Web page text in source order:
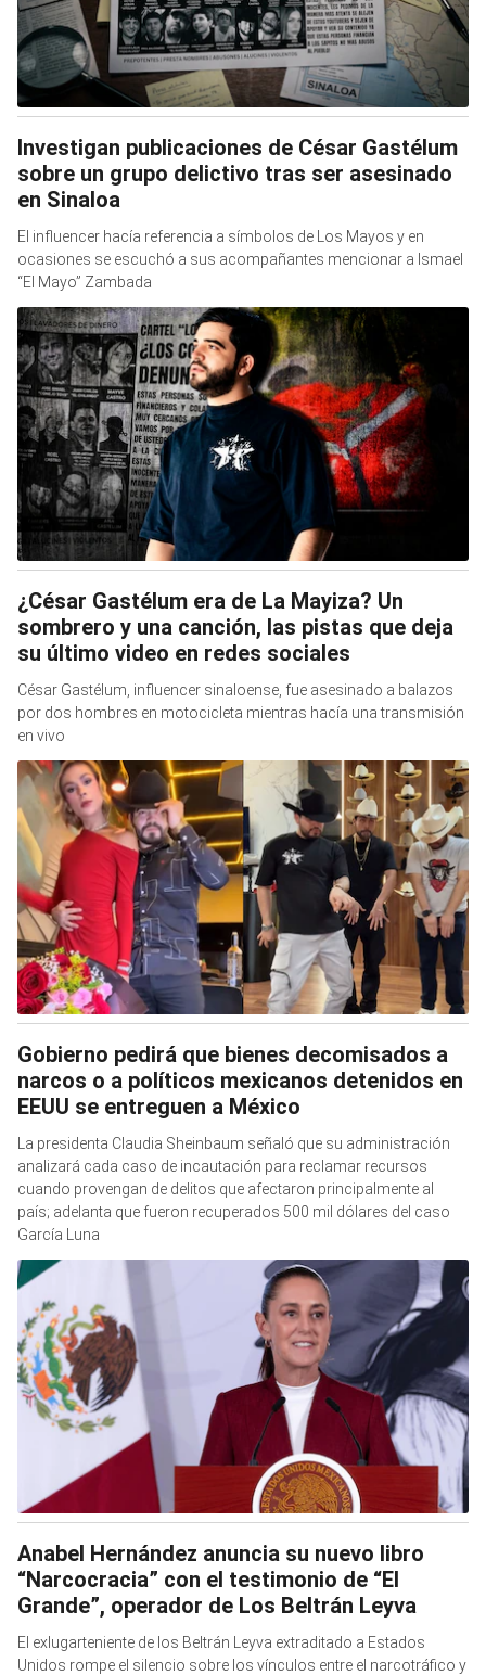
Investigan publicaciones de César Gastélum
sobre un grupo delictivo tras ser asesinado
en Sinaloa
El influencer hacía referencia a símbolos de Los Mayos y en
ocasiones se escuchó a sus acompañantes mencionar a Ismael
“El Mayo” Zambada
¿César Gastélum era de La Mayiza? Un
sombrero y una canción, las pistas que deja
su último video en redes sociales
César Gastélum, influencer sinaloense, fue asesinado a balazos
por dos hombres en motocicleta mientras hacía una transmisión
en vivo
Gobierno pedirá que bienes decomisados a
narcos o a políticos mexicanos detenidos en
EEUU se entreguen a México
La presidenta Claudia Sheinbaum señaló que su administración
analizará cada caso de incautación para reclamar recursos
cuando provengan de delitos que afectaron principalmente al
país; adelanta que fueron recuperados 500 mil dólares del caso
García Luna
Anabel Hernández anuncia su nuevo libro
“Narcocracia” con el testimonio de “El
Grande”, operador de Los Beltrán Leyva
El exlugarteniente de los Beltrán Leyva extraditado a Estados
Unidos rompe el silencio sobre los vínculos entre el narcotráfico y